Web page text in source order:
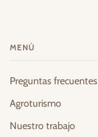
MENÚ
Preguntas frecuentes
Agroturismo
Nuestro trabajo